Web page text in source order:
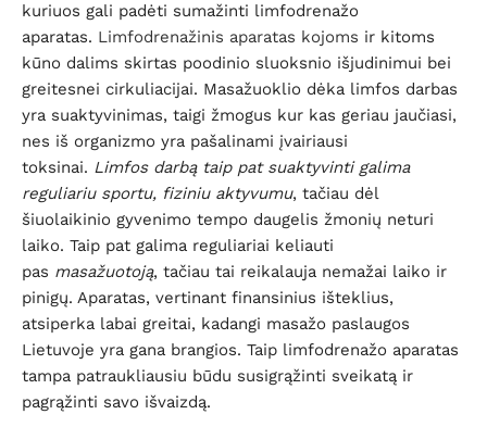
kuriuos gali padėti sumažinti limfodrenažo
aparatas. Limfodrenažinis aparatas kojoms ir kitoms
kūno dalims skirtas poodinio sluoksnio išjudinimui bei
greitesnei cirkuliacijai. Masažuoklio dėka limfos darbas
yra suaktyvinimas, taigi žmogus kur kas geriau jaučiasi,
nes iš organizmo yra pašalinami įvairiausi
toksinai. Limfos darbą taip pat suaktyvinti galima
reguliariu sportu, fiziniu aktyvumu, tačiau dėl
šiuolaikinio gyvenimo tempo daugelis žmonių neturi
laiko. Taip pat galima reguliariai keliauti
pas masažuotoją, tačiau tai reikalauja nemažai laiko ir
pinigų. Aparatas, vertinant finansinius išteklius,
atsiperka labai greitai, kadangi masažo paslaugos
Lietuvoje yra gana brangios. Taip limfodrenažo aparatas
tampa patraukliausiu būdu susigrąžinti sveikatą ir
pagrąžinti savo išvaizdą.